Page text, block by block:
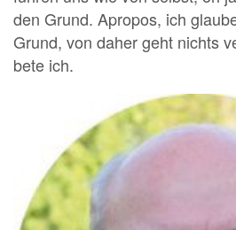
den Grund. Apropos, ich
Grund, von daher geht nichts
bete ich.